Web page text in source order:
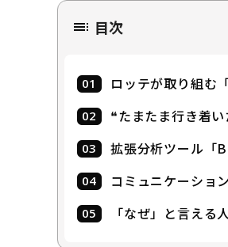
目次
ロッテが取り組む
❝たまたま行き着
拡張分析ツール「
コミュニケーショ
「なぜ」と言える